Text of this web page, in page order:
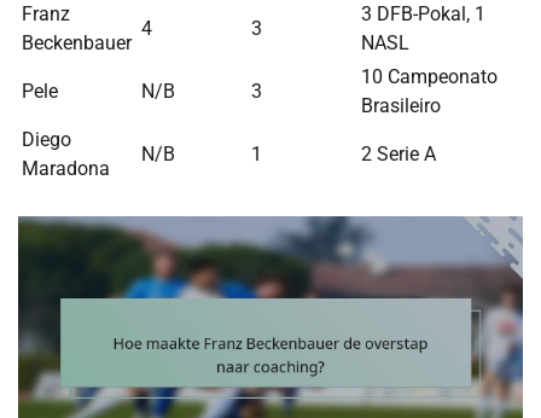
Franz
Beckenbauer
4 3
3 DFB-Pokal, 1
NASL
Pele N/B 3
10 Campeonato
Brasileiro
Diego
Maradona
N/B 1 2 Serie A